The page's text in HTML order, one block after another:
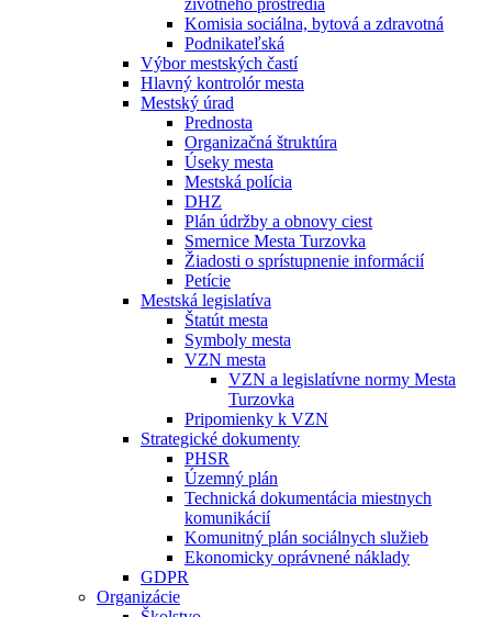
životného prostredia
Komisia sociálna, bytová a zdravotná
Podnikateľská
Výbor mestských častí
Hlavný kontrolór mesta
Mestský úrad
Prednosta
Organizačná štruktúra
Úseky mesta
Mestská polícia
DHZ
Plán údržby a obnovy ciest
Smernice Mesta Turzovka
Žiadosti o sprístupnenie informácií
Petície
Mestská legislatíva
Štatút mesta
Symboly mesta
VZN mesta
VZN a legislatívne normy Mesta
Turzovka
Pripomienky k VZN
Strategické dokumenty
PHSR
Územný plán
Technická dokumentácia miestnych
komunikácií
Komunitný plán sociálnych služieb
Ekonomicky oprávnené náklady
GDPR
Organizácie